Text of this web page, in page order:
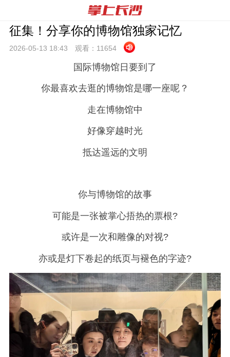
征集！分享你的博物馆独家记忆
2026-05-13 18:43 观看： 11654
国际博物馆日要到了
你最喜欢去逛的博物馆是哪一座呢？
走在博物馆中
好像穿越时光
抵达遥远的文明
你与博物馆的故事
可能是一张被掌心捂热的票根?
或许是一次和雕像的对视?
亦或是灯下卷起的纸页与褪色的字迹?